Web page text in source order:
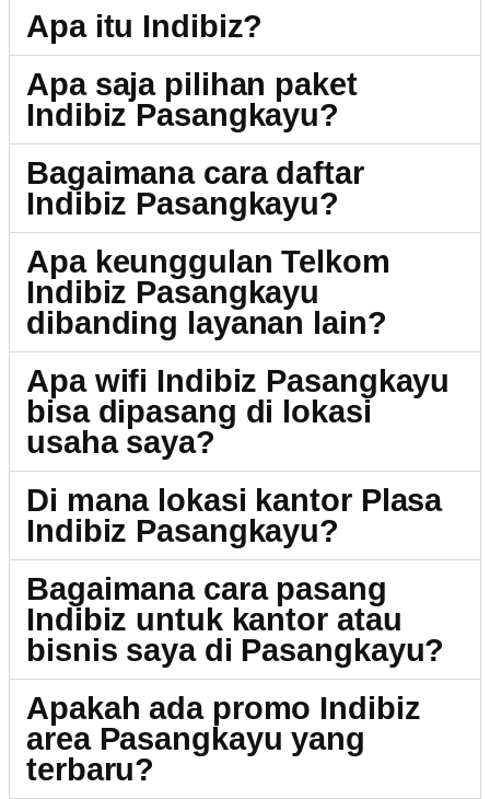
Apa itu Indibiz?
Apa saja pilihan paket
Indibiz Pasangkayu?
Bagaimana cara daftar
Indibiz Pasangkayu?
Apa keunggulan Telkom
Indibiz Pasangkayu
dibanding layanan lain?
Apa wifi Indibiz Pasangkayu
bisa dipasang di lokasi
usaha saya?
Di mana lokasi kantor Plasa
Indibiz Pasangkayu?
Bagaimana cara pasang
Indibiz untuk kantor atau
bisnis saya di Pasangkayu?
Apakah ada promo Indibiz
area Pasangkayu yang
terbaru?